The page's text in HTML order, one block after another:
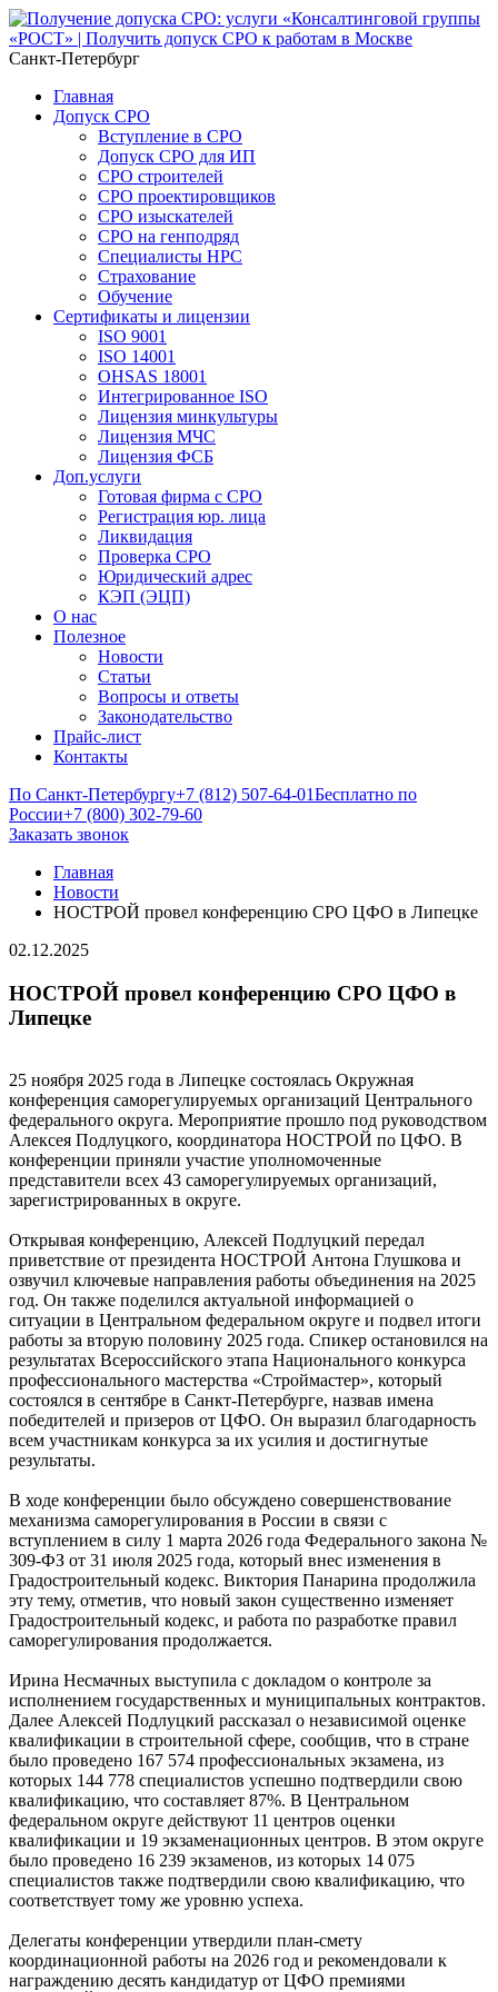
Санкт-Петербург
Главная
Допуск СРО
Вступление в СРО
Допуск СРО для ИП
СРО строителей
СРО проектировщиков
СРО изыскателей
СРО на генподряд
Специалисты НРС
Страхование
Обучение
Сертификаты и лицензии
ISO 9001
ISO 14001
OHSAS 18001
Интегрированное ISO
Лицензия минкультуры
Лицензия МЧС
Лицензия ФСБ
Доп.услуги
Готовая фирма с СРО
Регистрация юр. лица
Ликвидация
Проверка СРО
Юридический адрес
КЭП (ЭЦП)
О нас
Полезное
Новости
Статьи
Вопросы и ответы
Законодательство
Прайс-лист
Контакты
По Санкт-Петербургу+7 (812) 507-64-01Бесплатно по
России+7 (800) 302-79-60
Заказать звонок
Главная
Новости
НОСТРОЙ провел конференцию СРО ЦФО в Липецке
02.12.2025
НОСТРОЙ провел конференцию СРО ЦФО в
Липецке
25 ноября 2025 года в Липецке состоялась Окружная
конференция саморегулируемых организаций Центрального
федерального округа. Мероприятие прошло под руководством
Алексея Подлуцкого, координатора НОСТРОЙ по ЦФО. В
конференции приняли участие уполномоченные
представители всех 43 саморегулируемых организаций,
зарегистрированных в округе.
Открывая конференцию, Алексей Подлуцкий передал
приветствие от президента НОСТРОЙ Антона Глушкова и
озвучил ключевые направления работы объединения на 2025
год. Он также поделился актуальной информацией о
ситуации в Центральном федеральном округе и подвел итоги
работы за вторую половину 2025 года. Спикер остановился на
результатах Всероссийского этапа Национального конкурса
профессионального мастерства «Строймастер», который
состоялся в сентябре в Санкт-Петербурге, назвав имена
победителей и призеров от ЦФО. Он выразил благодарность
всем участникам конкурса за их усилия и достигнутые
результаты.
В ходе конференции было обсуждено совершенствование
механизма саморегулирования в России в связи с
вступлением в силу 1 марта 2026 года Федерального закона №
309-ФЗ от 31 июля 2025 года, который внес изменения в
Градостроительный кодекс. Виктория Панарина продолжила
эту тему, отметив, что новый закон существенно изменяет
Градостроительный кодекс, и работа по разработке правил
саморегулирования продолжается.
Ирина Несмачных выступила с докладом о контроле за
исполнением государственных и муниципальных контрактов.
Далее Алексей Подлуцкий рассказал о независимой оценке
квалификации в строительной сфере, сообщив, что в стране
было проведено 167 574 профессиональных экзамена, из
которых 144 778 специалистов успешно подтвердили свою
квалификацию, что составляет 87%. В Центральном
федеральном округе действуют 11 центров оценки
квалификации и 19 экзаменационных центров. В этом округе
было проведено 16 239 экзаменов, из которых 14 075
специалистов также подтвердили свою квалификацию, что
соответствует тому же уровню успеха.
Делегаты конференции утвердили план-смету
координационной работы на 2026 год и рекомендовали к
награждению десять кандидатур от ЦФО премиями